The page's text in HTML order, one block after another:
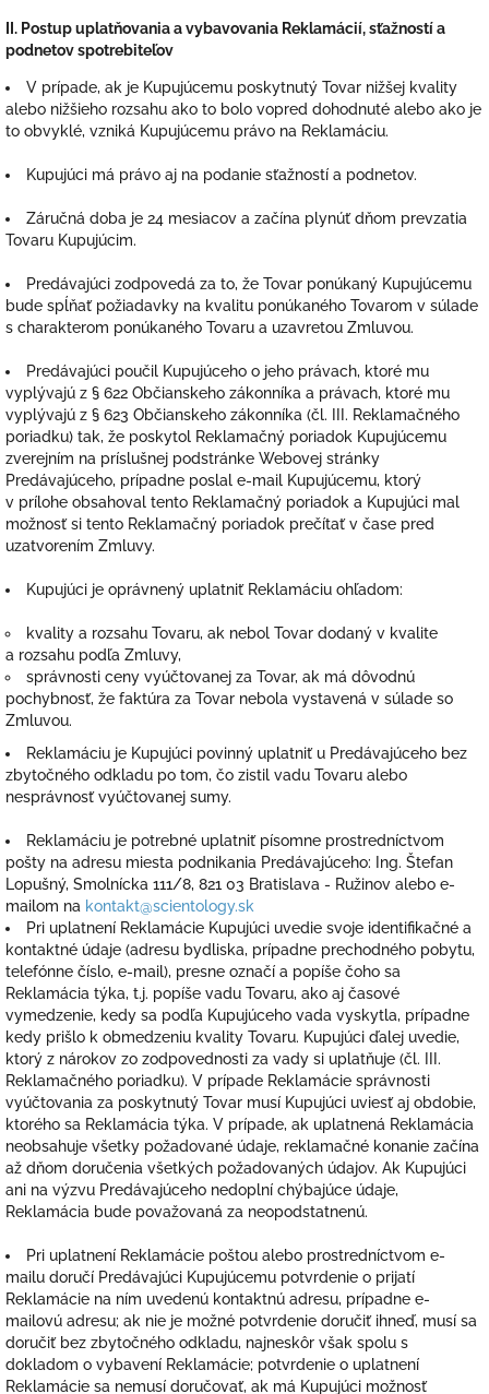
II. Postup uplatňovania a vybavovania Reklamácií, sťažností a
podnetov spotrebiteľov
V prípade, ak je Kupujúcemu poskytnutý Tovar nižšej kvality
alebo nižšieho rozsahu ako to bolo vopred dohodnuté alebo ako je
to obvyklé, vzniká Kupujúcemu právo na Reklamáciu.
Kupujúci má právo aj na podanie sťažností a podnetov.
Záručná doba je 24 mesiacov a začína plynúť dňom prevzatia
Tovaru Kupujúcim.
Predávajúci zodpovedá za to, že Tovar ponúkaný Kupujúcemu
bude spĺňať požiadavky na kvalitu ponúkaného Tovarom v súlade
s charakterom ponúkaného Tovaru a uzavretou Zmluvou.
Predávajúci poučil Kupujúceho o jeho právach, ktoré mu
vyplývajú z § 622 Občianskeho zákonníka a právach, ktoré mu
vyplývajú z § 623 Občianskeho zákonníka (čl. III. Reklamačného
poriadku) tak, že poskytol Reklamačný poriadok Kupujúcemu
zverejním na príslušnej podstránke Webovej stránky
Predávajúceho, prípadne poslal e-mail Kupujúcemu, ktorý
v prílohe obsahoval tento Reklamačný poriadok a Kupujúci mal
možnosť si tento Reklamačný poriadok prečítať v čase pred
uzatvorením Zmluvy.
Kupujúci je oprávnený uplatniť Reklamáciu ohľadom:
kvality a rozsahu Tovaru, ak nebol Tovar dodaný v kvalite
a rozsahu podľa Zmluvy,
správnosti ceny vyúčtovanej za Tovar, ak má dôvodnú
pochybnosť, že faktúra za Tovar nebola vystavená v súlade so
Zmluvou.
Reklamáciu je Kupujúci povinný uplatniť u Predávajúceho bez
zbytočného odkladu po tom, čo zistil vadu Tovaru alebo
nesprávnosť vyúčtovanej sumy.
Reklamáciu je potrebné uplatniť písomne prostredníctvom
pošty na adresu miesta podnikania Predávajúceho: Ing. Štefan
Lopušný, Smolnícka 111/8, 821 03 Bratislava - Ružinov alebo e-
mailom na kontakt@scientology.sk
Pri uplatnení Reklamácie Kupujúci uvedie svoje identifikačné a
kontaktné údaje (adresu bydliska, prípadne prechodného pobytu,
telefónne číslo, e-mail), presne označí a popíše čoho sa
Reklamácia týka, t.j. popíše vadu Tovaru, ako aj časové
vymedzenie, kedy sa podľa Kupujúceho vada vyskytla, prípadne
kedy prišlo k obmedzeniu kvality Tovaru. Kupujúci ďalej uvedie,
ktorý z nárokov zo zodpovednosti za vady si uplatňuje (čl. III.
Reklamačného poriadku). V prípade Reklamácie správnosti
vyúčtovania za poskytnutý Tovar musí Kupujúci uviesť aj obdobie,
ktorého sa Reklamácia týka. V prípade, ak uplatnená Reklamácia
neobsahuje všetky požadované údaje, reklamačné konanie začína
až dňom doručenia všetkých požadovaných údajov. Ak Kupujúci
ani na výzvu Predávajúceho nedoplní chýbajúce údaje,
Reklamácia bude považovaná za neopodstatnenú.
Pri uplatnení Reklamácie poštou alebo prostredníctvom e-
mailu doručí Predávajúci Kupujúcemu potvrdenie o prijatí
Reklamácie na ním uvedenú kontaktnú adresu, prípadne e-
mailovú adresu; ak nie je možné potvrdenie doručiť ihneď, musí sa
doručiť bez zbytočného odkladu, najneskôr však spolu s
dokladom o vybavení Reklamácie; potvrdenie o uplatnení
Reklamácie sa nemusí doručovať, ak má Kupujúci možnosť